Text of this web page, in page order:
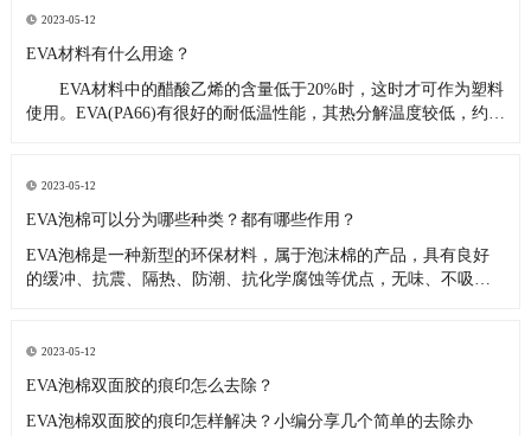
2023-05-12
EVA材料有什么用途？
EVA材料中的醋酸乙烯的含量低于20%时，这时才可作为塑料
使用。EVA(PA66)有很好的耐低温性能，其热分解温度较低，约为
裂性提高，EVA材料的
2023-05-12
EVA泡棉可以分为哪些种类？都有哪些作用？
EVA泡棉是一种新型的环保材料，属于泡沫棉的产品，具有良好
的缓冲、抗震、隔热、防潮、抗化学腐蚀等优点，无味、不吸
相信EVA不知道，EVA材料的使用已经应用于人们的生活领域，但
2023-05-12
EVA泡棉双面胶的痕印怎么去除？
EVA泡棉双面胶的痕印怎样解决？小编分享几个简单的去除办